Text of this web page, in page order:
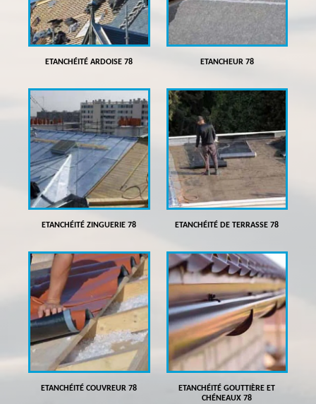
ETANCHÉITÉ ARDOISE 78 ETANCHEUR 78
ETANCHÉITÉ ZINGUERIE 78 ETANCHÉITÉ DE TERRASSE 78
ETANCHÉITÉ COUVREUR 78
ETANCHÉITÉ GOUTTIÈRE ET
CHÉNEAUX 78